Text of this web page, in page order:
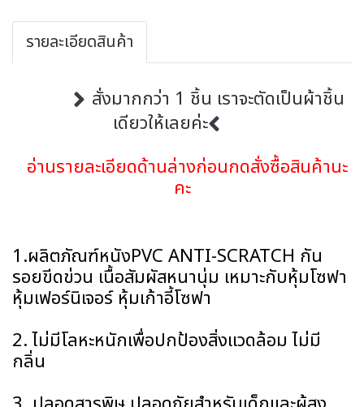
รายละเอียดสินค้า
สั่งมากกว่า 1 ชิ้น เราจะตัดเป็นผ้าชิ้น
เดียวให้เลยค่ะ
อ่านรายละเอียดด้านล่างก่อนกดสั่งซื้อสินค้านะ
คะ
1.ผลิตภัณฑ์หนังPVC ANTI-SCRATCH กัน
รอยขีดข่วน เนื้อสัมผัสหนานุ่ม เหมาะกับหุ้มโซฟา
หุ้มเฟอร์นิเจอร์ หุ้มเก้าอี้โซฟา
2. ไม่มีโลหะหนักเพื่อปกป้องสิ่งแวดล้อม ไม่มี
กลิ่น